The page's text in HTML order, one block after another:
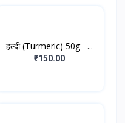
हल्दी (Turmeric) 50g –...
₹150.00